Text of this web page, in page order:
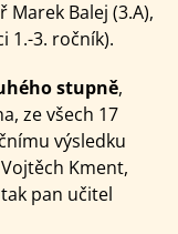
Balej (3.A),
1.-3. ročník).
stupně,
ze všech 17
výsledku
Kment,
pan učitel